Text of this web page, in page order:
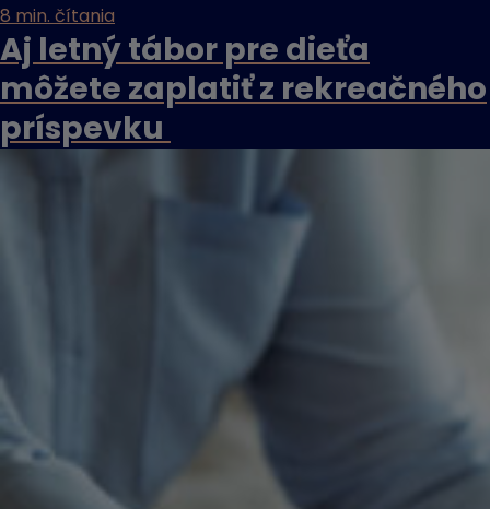
8 min. čítania
Aj letný tábor pre dieťa
môžete zaplatiť z rekreačného
príspevku